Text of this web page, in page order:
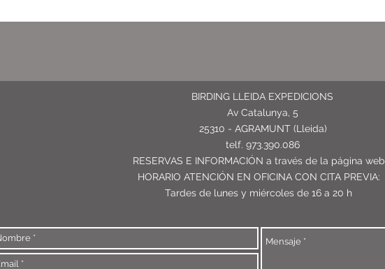
BIRDING LLEIDA EXPEDICIONS
Av Catalunya, 5
25310 - AGRAMUNT (Lleida)
telf. 973.390.086
RESERVAS E INFORMACIÓN a través de la página web
HORARIO ATENCIÓN EN OFICINA CON CITA PREVIA:
Tardes de lunes y miércoles de 16 a 20 h